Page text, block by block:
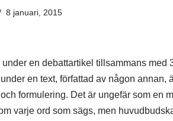
8 januari, 2015
under en debattartikel tillsammans med
en text, författad av någon annan,
formulering. Det är ungefär som en
varje ord som sägs, men